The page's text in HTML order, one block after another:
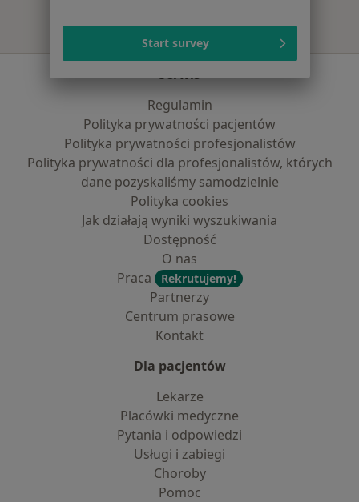
Serwis
Regulamin
Polityka prywatności pacjentów
Polityka prywatności profesjonalistów
Polityka prywatności dla profesjonalistów, których
dane pozyskaliśmy samodzielnie
Polityka cookies
Jak działają wyniki wyszukiwania
Dostępność
O nas
Praca
Rekrutujemy!
Partnerzy
Centrum prasowe
Kontakt
Dla pacjentów
Lekarze
Placówki medyczne
Pytania i odpowiedzi
Usługi i zabiegi
Choroby
Pomoc
Start survey